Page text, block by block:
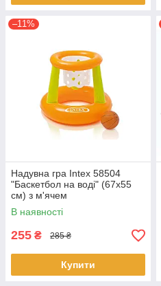
–11%
Надувна гра Intex 58504
"Баскетбол на воді" (67х55
см) з м'ячем
В наявності
255 ₴ 285 ₴
Купити